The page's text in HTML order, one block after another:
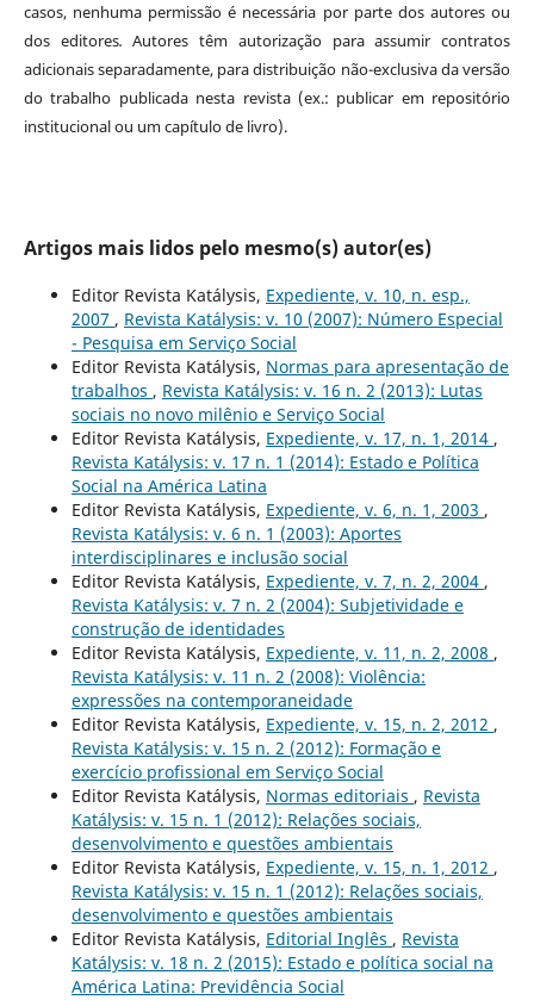
casos, nenhuma permissão é necessária por parte dos autores ou
dos editores.Autores têm autorização para assumir contratos
adicionais separadamente, para distribuição não-exclusiva da versão
do trabalho publicada nesta revista (ex.: publicar em repositório
institucional ou um capítulo de livro).
Artigos mais lidos pelo mesmo(s) autor(es)
Editor Revista Katálysis, Expediente, v. 10, n. esp.,
2007 , Revista Katálysis: v. 10 (2007): Número Especial
- Pesquisa em Serviço Social
Editor Revista Katálysis, Normas para apresentação de
trabalhos , Revista Katálysis: v. 16 n. 2 (2013): Lutas
sociais no novo milênio e Serviço Social
Editor Revista Katálysis, Expediente, v. 17, n. 1, 2014 ,
Revista Katálysis: v. 17 n. 1 (2014): Estado e Política
Social na América Latina
Editor Revista Katálysis, Expediente, v. 6, n. 1, 2003 ,
Revista Katálysis: v. 6 n. 1 (2003): Aportes
interdisciplinares e inclusão social
Editor Revista Katálysis, Expediente, v. 7, n. 2, 2004 ,
Revista Katálysis: v. 7 n. 2 (2004): Subjetividade e
construção de identidades
Editor Revista Katálysis, Expediente, v. 11, n. 2, 2008 ,
Revista Katálysis: v. 11 n. 2 (2008): Violência:
expressões na contemporaneidade
Editor Revista Katálysis, Expediente, v. 15, n. 2, 2012 ,
Revista Katálysis: v. 15 n. 2 (2012): Formação e
exercício profissional em Serviço Social
Editor Revista Katálysis, Normas editoriais , Revista
Katálysis: v. 15 n. 1 (2012): Relações sociais,
desenvolvimento e questões ambientais
Editor Revista Katálysis, Expediente, v. 15, n. 1, 2012 ,
Revista Katálysis: v. 15 n. 1 (2012): Relações sociais,
desenvolvimento e questões ambientais
Editor Revista Katálysis, Editorial Inglês , Revista
Katálysis: v. 18 n. 2 (2015): Estado e política social na
América Latina: Previdência Social